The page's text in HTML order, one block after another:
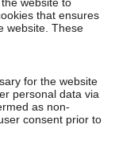
that ensures
website. These
for the website
personal data via
as non-
consent prior to